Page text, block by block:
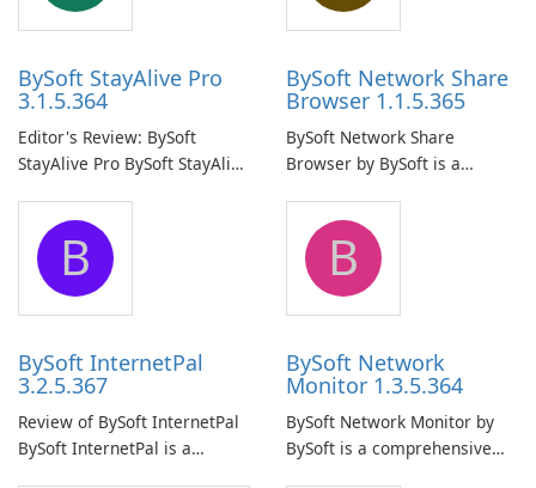
BySoft StayAlive Pro
3.1.5.364
Editor's Review: BySoft
StayAlive Pro BySoft StayAlive
application designed to
ensure the continuous and
uninterrupted operation of
your computer system.
BySoft Network Share
Browser 1.1.5.365
BySoft Network Share
Browser by BySoft is a
application that allows users
to easily browse and manage
shared folders on their
network.
B
BySoft InternetPal
3.2.5.367
Review of BySoft InternetPal
BySoft InternetPal is a
B
BySoft Network
Monitor 1.3.5.364
BySoft Network Monitor by
BySoft is a comprehensive